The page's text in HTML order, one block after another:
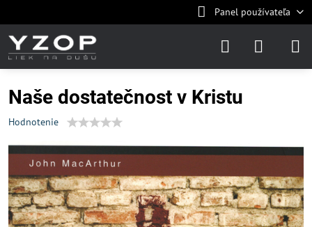
Panel používateľa
Naše dostatečnost v Kristu
Hodnotenie